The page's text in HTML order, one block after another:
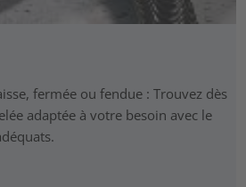
fermée ou fendue : Trouvez dès
adaptée à votre besoin avec le